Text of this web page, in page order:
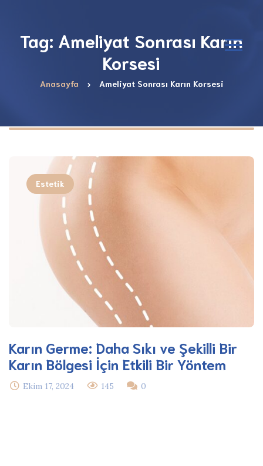
Tag: Ameliyat Sonrası Karın
Korsesi
Anasayfa Ameliyat Sonrası Karın Korsesi
Estetik
Karın Germe: Daha Sıkı ve Şekilli Bir
Karın Bölgesi İçin Etkili Bir Yöntem
Ekim 17, 2024 145 0